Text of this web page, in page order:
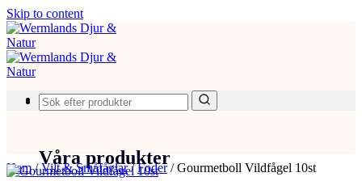
Skip to content
Produkter
Våra produkter
Hem/Vilt & Småfåglar/Foder/Gourmetboll Vildfågel 10st